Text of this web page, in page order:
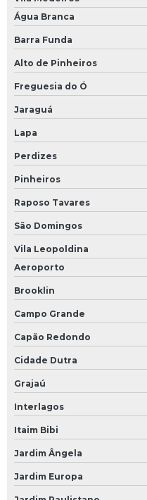
Água Branca
Barra Funda
Alto de Pinheiros
Freguesia do Ó
Jaraguá
Lapa
Perdizes
Pinheiros
Raposo Tavares
São Domingos
Vila Leopoldina
Aeroporto
Brooklin
Campo Grande
Capão Redondo
Cidade Dutra
Grajaú
Interlagos
Itaim Bibi
Jardim Ângela
Jardim Europa